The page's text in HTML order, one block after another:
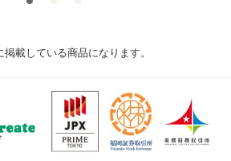
載している商品になります。